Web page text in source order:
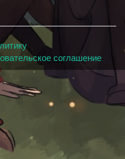
соглашение